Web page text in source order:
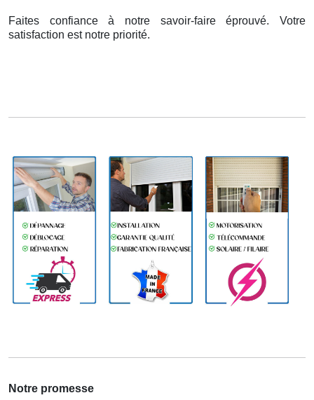
Faites confiance à notre savoir-faire éprouvé. Votre
satisfaction est notre priorité.
Notre promesse